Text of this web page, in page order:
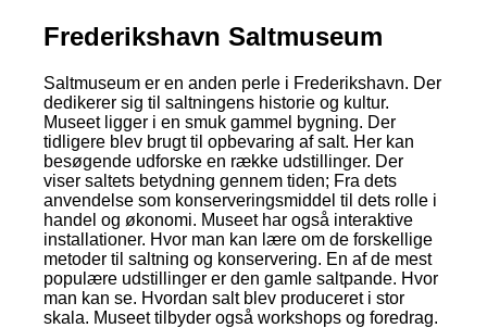
Frederikshavn Saltmuseum
Saltmuseum er en anden perle i Frederikshavn. Der
dedikerer sig til saltningens historie og kultur.
Museet ligger i en smuk gammel bygning. Der
tidligere blev brugt til opbevaring af salt. Her kan
besøgende udforske en række udstillinger. Der
viser saltets betydning gennem tiden; Fra dets
anvendelse som konserveringsmiddel til dets rolle i
handel og økonomi. Museet har også interaktive
installationer. Hvor man kan lære om de forskellige
metoder til saltning og konservering. En af de mest
populære udstillinger er den gamle saltpande. Hvor
man kan se. Hvordan salt blev produceret i stor
skala. Museet tilbyder også workshops og foredrag.